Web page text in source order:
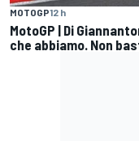
MOTOGP12 h
MotoGP | Di
che abbiamo. Non